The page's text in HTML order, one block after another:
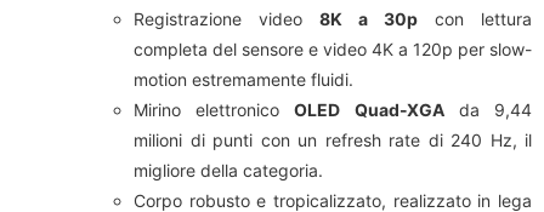
Registrazione video 8K a 30p con lettura
completa del sensore e video 4K a 120p per slow-
motion estremamente fluidi.
Mirino elettronicoOLED Quad-XGAda 9,44
milioni di punti con un refresh rate di 240 Hz, il
migliore della categoria.
Corpo robusto e tropicalizzato, realizzato in lega